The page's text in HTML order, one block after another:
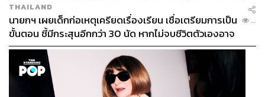
THAILAND
นายกฯ เผยเด็กก่อเหตุเครียดเรื่องเรียน เชื่อเตรียมการเป็น
ขั้นตอน ชี้มีกระสุนอีกกว่า 30 นัด หากไม่จบชีวิตตัวเองอาจ
สูญเสียเพิ่ม
...